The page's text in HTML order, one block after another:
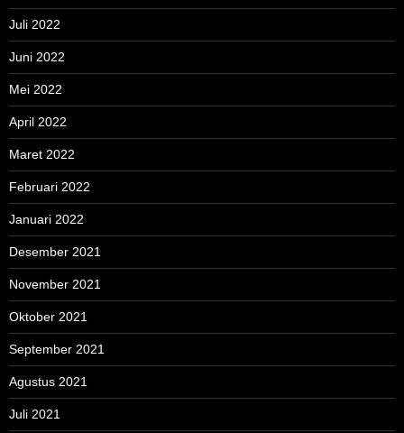
Juli 2022
Juni 2022
Mei 2022
April 2022
Maret 2022
Februari 2022
Januari 2022
Desember 2021
November 2021
Oktober 2021
September 2021
Agustus 2021
Juli 2021